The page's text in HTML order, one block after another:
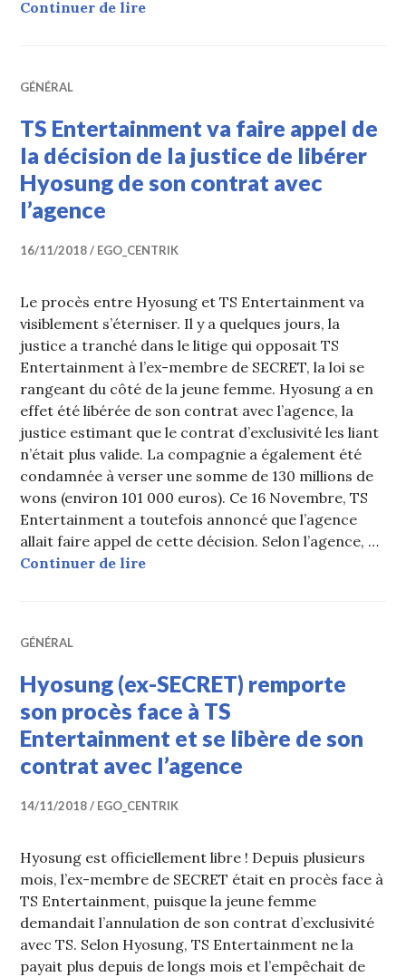
Continuer de lireHyosung établit sa propre agence
GÉNÉRAL
TS Entertainment va faire appel de
la décision de la justice de libérer
Hyosung de son contrat avec
l’agence
16/11/2018 EGO_CENTRIK
Le procès entre Hyosung et TS Entertainment va
visiblement s’éterniser. Il y a quelques jours, la
justice a tranché dans le litige qui opposait TS
Entertainment à l’ex-membre de SECRET, la loi se
rangeant du côté de la jeune femme. Hyosung a en
effet été libérée de son contrat avec l’agence, la
justice estimant que le contrat d’exclusivité les liant
n’était plus valide. La compagnie a également été
condamnée à verser une somme de 130 millions de
wons (environ 101 000 euros). Ce 16 Novembre, TS
Entertainment a toutefois annoncé que l’agence
allait faire appel de cette décision. Selon l’agence, …
Continuer de lireTS Entertainment va faire appel
GÉNÉRAL
Hyosung (ex-SECRET) remporte
son procès face à TS
Entertainment et se libère de son
contrat avec l’agence
14/11/2018 EGO_CENTRIK
Hyosung est officiellement libre ! Depuis plusieurs
mois, l’ex-membre de SECRET était en procès face à
TS Entertainment, puisque la jeune femme
demandait l’annulation de son contrat d’exclusivité
avec TS. Selon Hyosung, TS Entertainment ne la
payait plus depuis de longs mois et l’empêchait de